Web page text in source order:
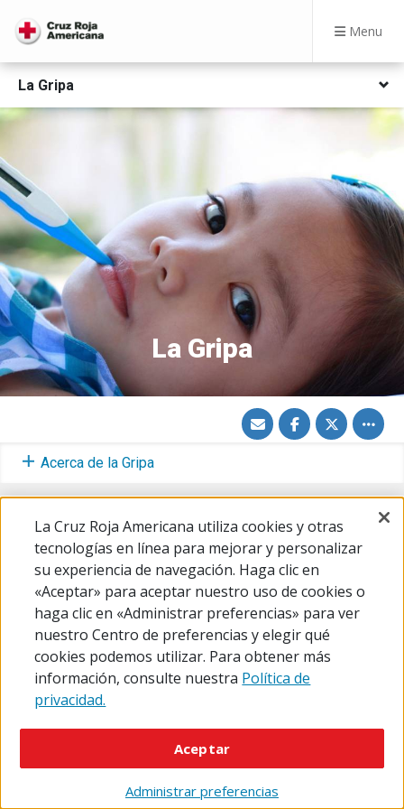
Menu
La Gripa
La Gripa
Share
via
Email
Share
on
Facebook
Share
on
Twitter
Toggle
other
share
options
Acerca de la Gripa
Prepárate
Durante
© 2026 The American National Red Cross
Accessibility
Terms of Use Privacy Policy
Preferences
Contact Us
FAQ Mobile Apps
Give Blood
La Cruz Roja Americana utiliza cookies y otras
tecnologías en línea para mejorar y personalizar
su experiencia de navegación. Haga clic en
«Aceptar» para aceptar nuestro uso de cookies o
haga clic en «Administrar preferencias» para ver
nuestro Centro de preferencias y elegir qué
cookies podemos utilizar. Para obtener más
información, consulte nuestra Política de
privacidad.
Administrar preferencias
Aceptar